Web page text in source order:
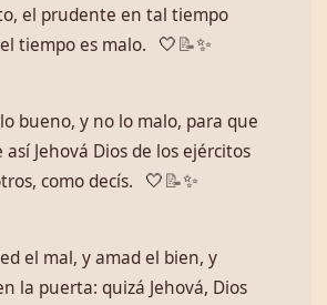
el prudente en tal tiempo
tiempo es malo.
🤍 📝✨
bueno, y no lo malo, para que
Jehová Dios de los ejércitos
como decís.
🤍 📝✨
el mal, y amad el bien, y
la puerta: quizá Jehová, Dios